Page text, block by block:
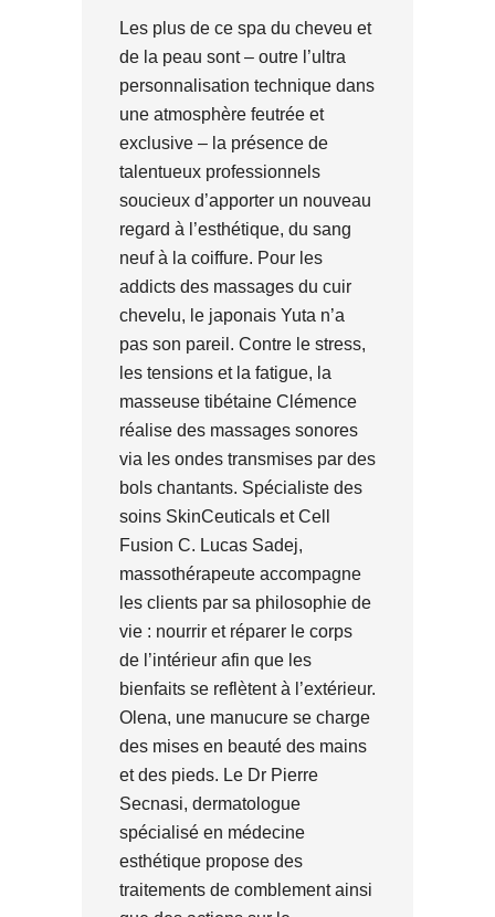
Les plus de ce spa du cheveu et
de la peau sont – outre l’ultra
personnalisation technique dans
une atmosphère feutrée et
exclusive – la présence de
talentueux professionnels
soucieux d’apporter un nouveau
regard à l’esthétique, du sang
neuf à la coiffure. Pour les
addicts des massages du cuir
chevelu, le japonais Yuta n’a
pas son pareil. Contre le stress,
les tensions et la fatigue, la
masseuse tibétaine Clémence
réalise des massages sonores
via les ondes transmises par des
bols chantants. Spécialiste des
soins SkinCeuticals et Cell
Fusion C. Lucas Sadej,
massothérapeute accompagne
les clients par sa philosophie de
vie : nourrir et réparer le corps
de l’intérieur afin que les
bienfaits se reflètent à l’extérieur.
Olena, une manucure se charge
des mises en beauté des mains
et des pieds. Le Dr Pierre
Secnasi, dermatologue
spécialisé en médecine
esthétique propose des
traitements de comblement ainsi